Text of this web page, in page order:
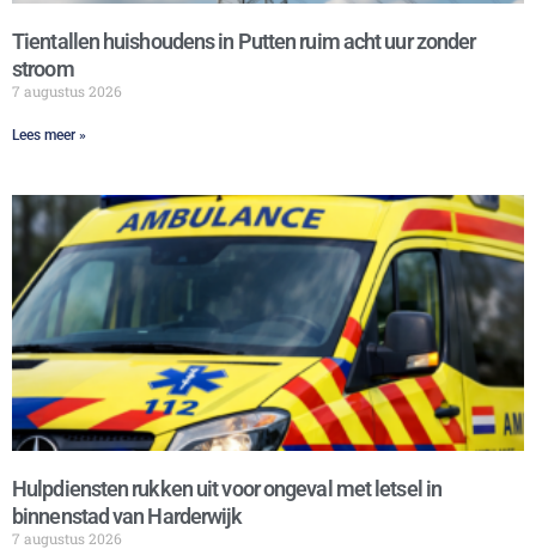
Tientallen huishoudens in Putten ruim acht uur zonder
stroom
7 augustus 2026
Lees meer »
Hulpdiensten rukken uit voor ongeval met letsel in
binnenstad van Harderwijk
7 augustus 2026